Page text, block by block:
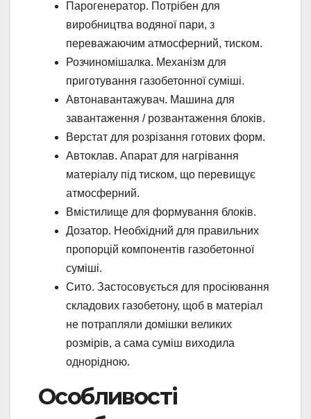
Парогенератор. Потрібен для
виробництва водяної пари, з
переважаючим атмосферний, тиском.
Розчиномішалка. Механізм для
приготування газобетонної суміші.
Автонавантажувач. Машина для
завантаження / розвантаження блоків.
Верстат для розрізання готових форм.
Автоклав. Апарат для нагрівання
матеріалу під тиском, що перевищує
атмосферний.
Вмістилище для формування блоків.
Дозатор. Необхідний для правильних
пропорцій компонентів газобетонної
суміші.
Сито. Застосовується для просіювання
складових газобетону, щоб в матеріал
не потрапляли домішки великих
розмірів, а сама суміш виходила
однорідною.
Особливості